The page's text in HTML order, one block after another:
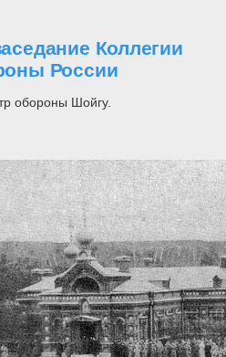
Коллегии
России
обороны Шойгу.